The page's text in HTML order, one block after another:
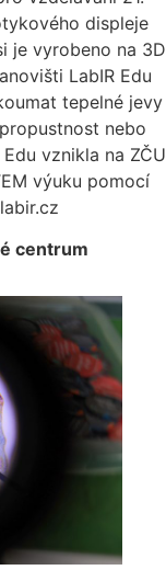
displeje
je vyrobeno na 3D
LabIR Edu
tepelné jevy
nebo
vznikla na ZČU
výuku pomocí
centrum